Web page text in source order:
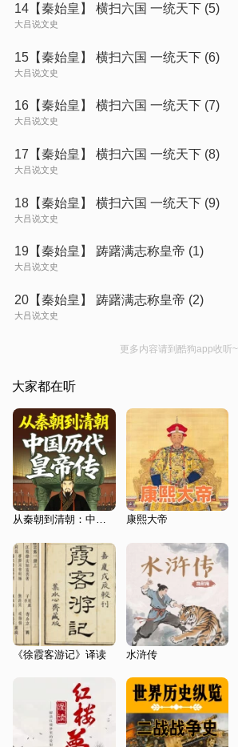
14【秦始皇】 横扫六国 一统天下 (5)
大吕说文史
15【秦始皇】 横扫六国 一统天下 (6)
大吕说文史
16【秦始皇】 横扫六国 一统天下 (7)
大吕说文史
17【秦始皇】 横扫六国 一统天下 (8)
大吕说文史
18【秦始皇】 横扫六国 一统天下 (9)
大吕说文史
19【秦始皇】 踌躇满志称皇帝 (1)
大吕说文史
20【秦始皇】 踌躇满志称皇帝 (2)
大吕说文史
更多内容请到酷狗app收听~
大家都在听
从秦朝到清朝：中国历代皇帝传 康熙大帝
《徐霞客游记》译读 水浒传